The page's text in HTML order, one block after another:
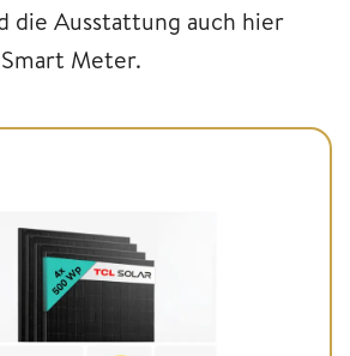
die Ausstattung auch hier
Meter.